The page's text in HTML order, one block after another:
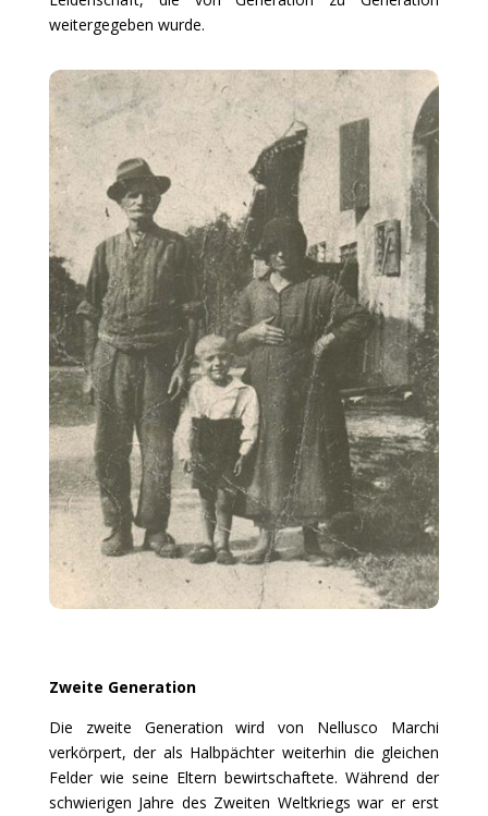
weitergegeben wurde.
Zweite Generation
Die zweite Generation wird von Nellusco Marchi
verkörpert, der als Halbpächter weiterhin die gleichen
Felder wie seine Eltern bewirtschaftete. Während der
schwierigen Jahre des Zweiten Weltkriegs war er erst